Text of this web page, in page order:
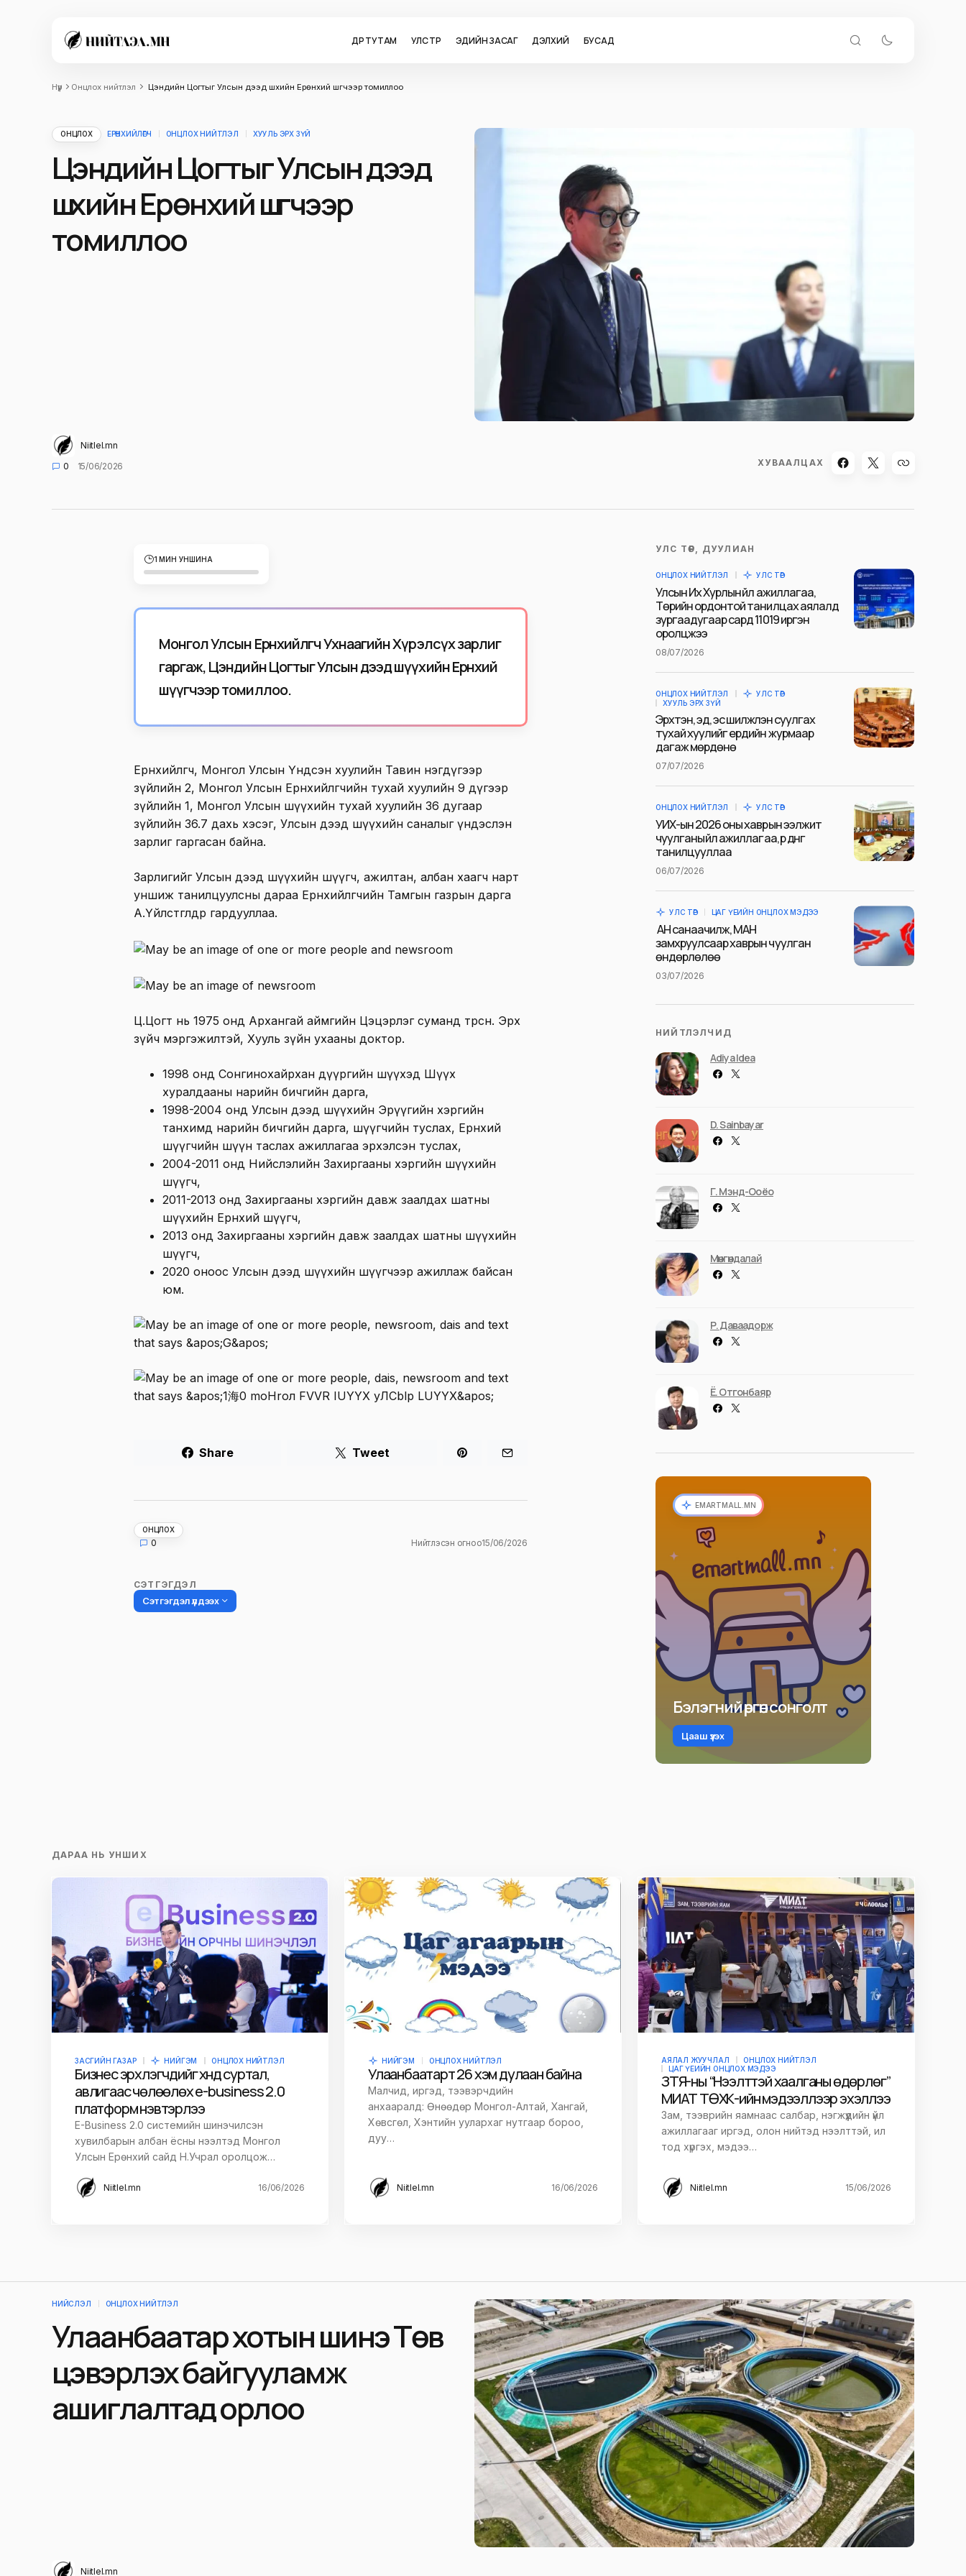
ӨДӨР ТУТАМ УЛС ТӨР ЭДИЙН ЗАСАГ ДЭЛХИЙ БУСАД
Нүүр Онцлох нийтлэл Цэндийн Цогтыг Улсын дээд шүүхийн Ерөнхий шүүгчээр томиллоо
ОНЦЛОХ ЕРӨНХИЙЛӨГЧ ОНЦЛОХ НИЙТЛЭЛ ХУУЛЬ ЭРХ ЗҮЙ
Цэндийн Цогтыг Улсын дээд
шүүхийн Ерөнхий шүүгчээр
томиллоо
Niitlel.mn
0
15/06/2026 ХУВААЛЦАХ
1 МИН УНШИНА
Монгол Улсын Ерөнхийлөгч Ухнаагийн Хүрэлсүх зарлиг
гаргаж, Цэндийн Цогтыг Улсын дээд шүүхийн Ерөнхий
шүүгчээр томиллоо.
Ерөнхийлөгч, Монгол Улсын Үндсэн хуулийн Тавин нэгдүгээр
зүйлийн 2, Монгол Улсын Ерөнхийлөгчийн тухай хуулийн 9 дүгээр
зүйлийн 1, Монгол Улсын шүүхийн тухай хуулийн 36 дугаар
зүйлийн 36.7 дахь хэсэг, Улсын дээд шүүхийн саналыг үндэслэн
зарлиг гаргасан байна.
Зарлигийг Улсын дээд шүүхийн шүүгч, ажилтан, албан хаагч нарт
уншиж танилцуулсны дараа Ерөнхийлөгчийн Тамгын газрын дарга
А.Үйлстөгөлдөр гардууллаа.
Ц.Цогт нь 1975 онд Архангай аймгийн Цэцэрлэг суманд төрсөн. Эрх
зүйч мэргэжилтэй, Хууль зүйн ухааны доктор.
1998 онд Сонгинохайрхан дүүргийн шүүхэд Шүүх
хуралдааны нарийн бичгийн дарга,
1998-2004 онд Улсын дээд шүүхийн Эрүүгийн хэргийн
танхимд нарийн бичгийн дарга, шүүгчийн туслах, Ерөнхий
шүүгчийн шүүн таслах ажиллагаа эрхэлсэн туслах,
2004-2011 онд Нийслэлийн Захиргааны хэргийн шүүхийн
шүүгч,
2011-2013 онд Захиргааны хэргийн давж заалдах шатны
шүүхийн Ерөнхий шүүгч,
2013 онд Захиргааны хэргийн давж заалдах шатны шүүхийн
шүүгч,
2020 оноос Улсын дээд шүүхийн шүүгчээр ажиллаж байсан
юм.
Share Tweet
ОНЦЛОХ
0 Нийтлэсэн огноо15/06/2026
СЭТГЭГДЭЛ
Сэтгэгдэл үлдээх
Save my name and e-mail in this browser for the next
time I comment.
Илгээх
УЛС ТӨР, ДУУЛИАН
ОНЦЛОХ НИЙТЛЭЛ УЛС ТӨР
Улсын Их Хурлын үйл ажиллагаа,
Төрийн ордонтой танилцах аялалд
зургаадугаар сард 11019 иргэн
оролцжээ
08/07/2026
ОНЦЛОХ НИЙТЛЭЛ
УЛС ТӨР
ХУУЛЬ ЭРХ ЗҮЙ
Эрхтэн, эд, эс шилжүүлэн суулгах
тухай хуулийг ердийн журмаар
дагаж мөрдөнө
07/07/2026
ОНЦЛОХ НИЙТЛЭЛ УЛС ТӨР
УИХ-ын 2026 оны хаврын ээлжит
чуулганы үйл ажиллагаа, үр дүнг
танилцууллаа
06/07/2026
УЛС ТӨР ЦАГ ҮЕИЙН ОНЦЛОХ МЭДЭЭ
АН санаачилж, МАН
замхруулсаар хаврын чуулган
өндөрлөлөө
03/07/2026
НИЙТЛЭЛЧИД
Adiya Idea
D. Sainbayar
Г. Мэнд-Ооёо
Мөнгөндалай
Р. Даваадорж
Ё. Отгонбаяр
EMARTMALL.MN
Бэлэгний өргөн сонголт
Цааш үзэх
ДАРАА НЬ УНШИХ
ЗАСГИЙН ГАЗАР НИЙГЭМ ОНЦЛОХ НИЙТЛЭЛ
Бизнес эрхлэгчдийг хүнд суртал,
авлигаас чөлөөлөх е-business 2.0
платформ нэвтэрлээ
E-Business 2.0 системийн шинэчилсэн
хувилбарын албан ёсны нээлтэд Монгол
Улсын Ерөнхий сайд Н.Учрал оролцож…
Niitlel.mn 16/06/2026
НИЙГЭМ ОНЦЛОХ НИЙТЛЭЛ
Улаанбаатарт 26 хэм дулаан байна
Малчид, иргэд, тээвэрчдийн
анхааралд: Өнөөдөр Монгол-Алтай, Хангай,
Хөвсгөл, Хэнтийн уулархаг нутгаар бороо,
дуу…
Niitlel.mn 16/06/2026
АЯЛАЛ ЖУУЧЛАЛ
ОНЦЛОХ НИЙТЛЭЛ
ЦАГ ҮЕИЙН ОНЦЛОХ МЭДЭЭ
ЗТЯ-ны “Нээлттэй хаалганы өдөрлөг”
МИАТ ТӨХК-ийн мэдээллээр эхэллээ
Зам, тээврийн яамнаас салбар, нэгжүүдийн үйл
ажиллагааг иргэд, олон нийтэд нээлттэй, ил
тод хүргэх, мэдээ…
Niitlel.mn 15/06/2026
НИЙСЛЭЛ ОНЦЛОХ НИЙТЛЭЛ
Улаанбаатар хотын шинэ Төв
цэвэрлэх байгууламж
ашиглалтад орлоо
Niitlel.mn